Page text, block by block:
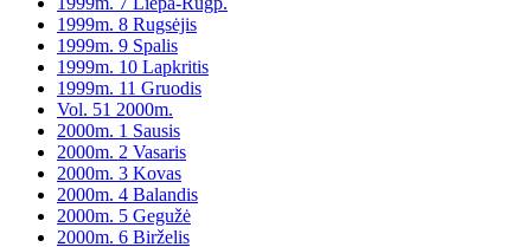
1999m. 8 Rugsėjis
1999m. 9 Spalis
1999m. 10 Lapkritis
1999m. 11 Gruodis
Vol. 51 2000m.
2000m. 1 Sausis
2000m. 2 Vasaris
2000m. 3 Kovas
2000m. 4 Balandis
2000m. 5 Gegužė
2000m. 6 Birželis